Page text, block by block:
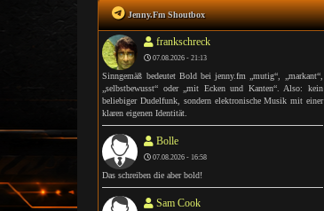
Jenny.Fm Shoutbox
frankschreck
07.08.2026 - 21:13
Sinngemäß bedeutet Bold bei jenny.fm „mutig“, „markant“,
„selbstbewusst“ oder „mit Ecken und Kanten“. Also: kein
beliebiger Dudelfunk, sondern elektronische Musik mit einer
klaren eigenen Identität.
Bolle
07.08.2026 - 16:58
Das schreiben die aber bold!
Sam Cook